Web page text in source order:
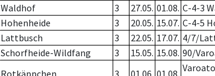
Waldhof 3 27.05. 01.08. C-4-3
Hohenheide 3 20.05. 15.07. C-4-5
Lattbusch 3 22.05. 17.07. 4/7/
Schorfheide-Wildfang 3 15.05. 15.08. 90/